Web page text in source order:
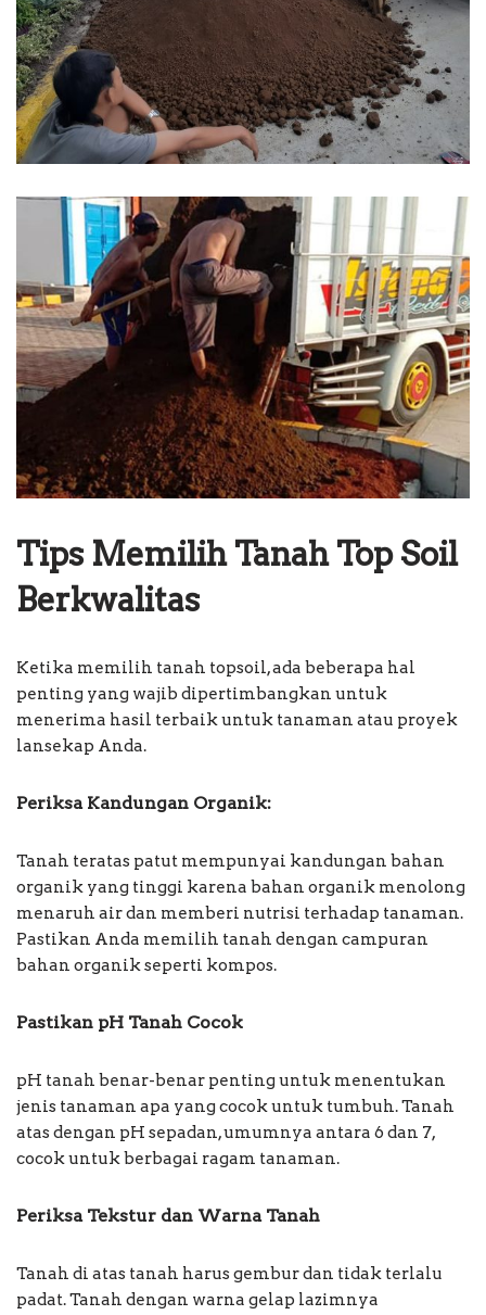
Tips Memilih Tanah Top Soil
Berkwalitas
Ketika memilih tanah topsoil, ada beberapa hal
penting yang wajib dipertimbangkan untuk
menerima hasil terbaik untuk tanaman atau proyek
lansekap Anda.
Periksa Kandungan Organik:
Tanah teratas patut mempunyai kandungan bahan
organik yang tinggi karena bahan organik menolong
menaruh air dan memberi nutrisi terhadap tanaman.
Pastikan Anda memilih tanah dengan campuran
bahan organik seperti kompos.
Pastikan pH Tanah Cocok
pH tanah benar-benar penting untuk menentukan
jenis tanaman apa yang cocok untuk tumbuh. Tanah
atas dengan pH sepadan, umumnya antara 6 dan 7,
cocok untuk berbagai ragam tanaman.
Periksa Tekstur dan Warna Tanah
Tanah di atas tanah harus gembur dan tidak terlalu
padat. Tanah dengan warna gelap lazimnya